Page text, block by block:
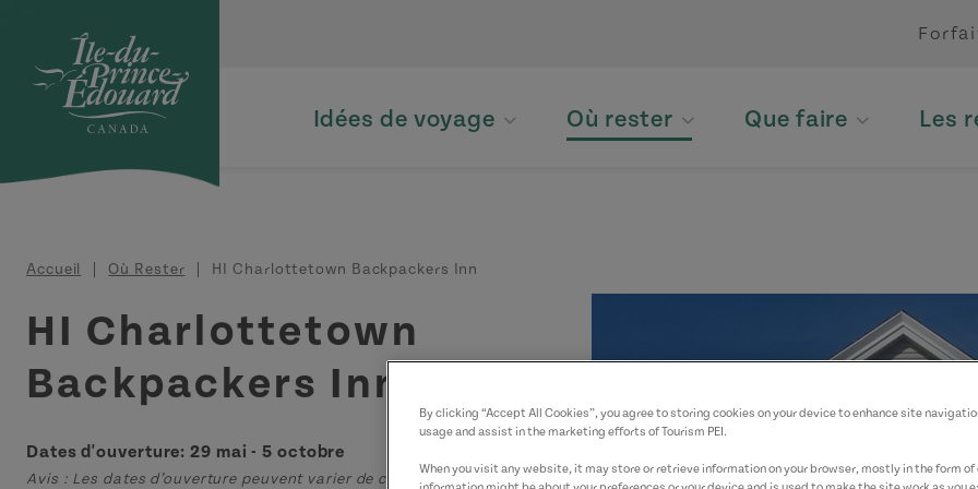
Idées de voyage Où rester Que faire Les
Fil d'Ariane
Accueil Où Rester HI Charlottetown Backpackers Inn
HI Charlottetown
Backpackers Inn
Dates d'ouverture: 29 mai - 5 octobre
Avis : Les dates d’ouverture peuvent varier de celles publiées ici.
By clicking “Accept All Cookies”, you agree to storing cookies on your device to enhance site
usage and assist in the marketing efforts of Tourism PEI.
When you visit any website, it may store or retrieve information on your browser, mostly in the form of